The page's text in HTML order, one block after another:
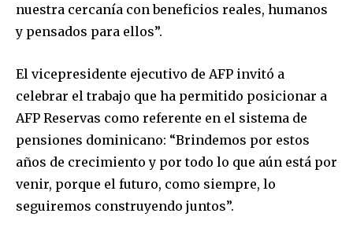
nuestra cercanía con beneficios reales, humanos
y pensados para ellos”.
El vicepresidente ejecutivo de AFP invitó a
celebrar el trabajo que ha permitido posicionar a
AFP Reservas como referente en el sistema de
pensiones dominicano: “Brindemos por estos
años de crecimiento y por todo lo que aún está por
venir, porque el futuro, como siempre, lo
seguiremos construyendo juntos”.